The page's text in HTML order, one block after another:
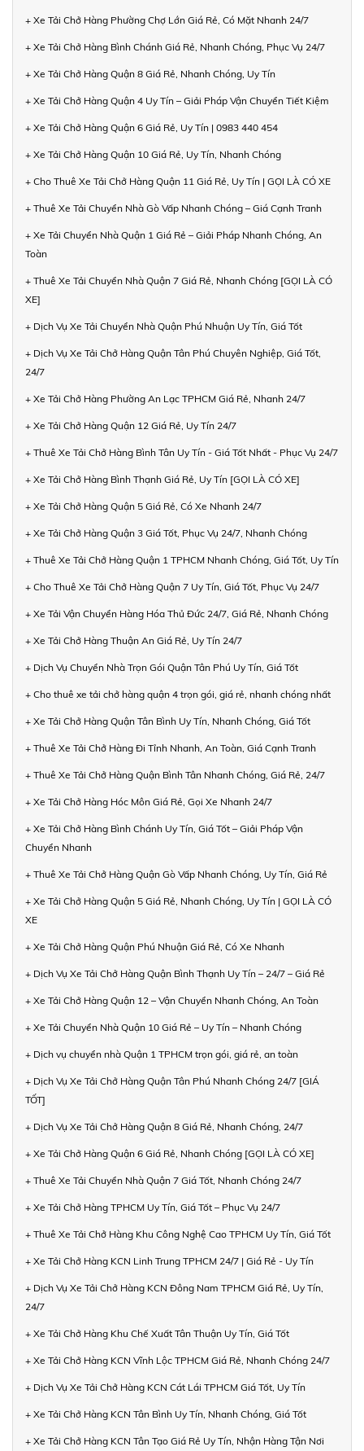
+ Xe Tải Chở Hàng Phường Chợ Lớn Giá Rẻ, Có Mặt Nhanh 24/7
+ Xe Tải Chở Hàng Bình Chánh Giá Rẻ, Nhanh Chóng, Phục Vụ 24/7
+ Xe Tải Chở Hàng Quận 8 Giá Rẻ, Nhanh Chóng, Uy Tín
+ Xe Tải Chở Hàng Quận 4 Uy Tín – Giải Pháp Vận Chuyển Tiết Kiệm
+ Xe Tải Chở Hàng Quận 6 Giá Rẻ, Uy Tín | 0983 440 454
+ Xe Tải Chở Hàng Quận 10 Giá Rẻ, Uy Tín, Nhanh Chóng
+ Cho Thuê Xe Tải Chở Hàng Quận 11 Giá Rẻ, Uy Tín | GỌI LÀ CÓ XE
+ Thuê Xe Tải Chuyển Nhà Gò Vấp Nhanh Chóng – Giá Cạnh Tranh
+ Xe Tải Chuyển Nhà Quận 1 Giá Rẻ – Giải Pháp Nhanh Chóng, An
Toàn
+ Thuê Xe Tải Chuyển Nhà Quận 7 Giá Rẻ, Nhanh Chóng [GỌI LÀ CÓ
XE]
+ Dịch Vụ Xe Tải Chuyển Nhà Quận Phú Nhuận Uy Tín, Giá Tốt
+ Dịch Vụ Xe Tải Chở Hàng Quận Tân Phú Chuyên Nghiệp, Giá Tốt,
24/7
+ Xe Tải Chở Hàng Phường An Lạc TPHCM Giá Rẻ, Nhanh 24/7
+ Xe Tải Chở Hàng Quận 12 Giá Rẻ, Uy Tín 24/7
+ Thuê Xe Tải Chở Hàng Bình Tân Uy Tín - Giá Tốt Nhất - Phục Vụ 24/7
+ Xe Tải Chở Hàng Bình Thạnh Giá Rẻ, Uy Tín [GỌI LÀ CÓ XE]
+ Xe Tải Chở Hàng Quận 5 Giá Rẻ, Có Xe Nhanh 24/7
+ Xe Tải Chở Hàng Quận 3 Giá Tốt, Phục Vụ 24/7, Nhanh Chóng
+ Thuê Xe Tải Chở Hàng Quận 1 TPHCM Nhanh Chóng, Giá Tốt, Uy Tín
+ Cho Thuê Xe Tải Chở Hàng Quận 7 Uy Tín, Giá Tốt, Phục Vụ 24/7
+ Xe Tải Vận Chuyển Hàng Hóa Thủ Đức 24/7, Giá Rẻ, Nhanh Chóng
+ Xe Tải Chở Hàng Thuận An Giá Rẻ, Uy Tín 24/7
+ Dịch Vụ Chuyển Nhà Trọn Gói Quận Tân Phú Uy Tín, Giá Tốt
+ Cho thuê xe tải chở hàng quận 4 trọn gói, giá rẻ, nhanh chóng nhất
+ Xe Tải Chở Hàng Quận Tân Bình Uy Tín, Nhanh Chóng, Giá Tốt
+ Thuê Xe Tải Chở Hàng Đi Tỉnh Nhanh, An Toàn, Giá Cạnh Tranh
+ Thuê Xe Tải Chở Hàng Quận Bình Tân Nhanh Chóng, Giá Rẻ, 24/7
+ Xe Tải Chở Hàng Hóc Môn Giá Rẻ, Gọi Xe Nhanh 24/7
+ Xe Tải Chở Hàng Bình Chánh Uy Tín, Giá Tốt – Giải Pháp Vận
Chuyển Nhanh
+ Thuê Xe Tải Chở Hàng Quận Gò Vấp Nhanh Chóng, Uy Tín, Giá Rẻ
+ Xe Tải Chở Hàng Quận 5 Giá Rẻ, Nhanh Chóng, Uy Tín | GỌI LÀ CÓ
XE
+ Xe Tải Chở Hàng Quận Phú Nhuận Giá Rẻ, Có Xe Nhanh
+ Dịch Vụ Xe Tải Chở Hàng Quận Bình Thạnh Uy Tín – 24/7 – Giá Rẻ
+ Xe Tải Chở Hàng Quận 12 – Vận Chuyển Nhanh Chóng, An Toàn
+ Xe Tải Chuyển Nhà Quận 10 Giá Rẻ – Uy Tín – Nhanh Chóng
+ Dịch vụ chuyển nhà Quận 1 TPHCM trọn gói, giá rẻ, an toàn
+ Dịch Vụ Xe Tải Chở Hàng Quận Tân Phú Nhanh Chóng 24/7 [GIÁ
TỐT]
+ Dịch Vụ Xe Tải Chở Hàng Quận 8 Giá Rẻ, Nhanh Chóng, 24/7
+ Xe Tải Chở Hàng Quận 6 Giá Rẻ, Nhanh Chóng [GỌI LÀ CÓ XE]
+ Thuê Xe Tải Chuyển Nhà Quận 7 Giá Tốt, Nhanh Chóng 24/7
+ Xe Tải Chở Hàng TPHCM Uy Tín, Giá Tốt – Phục Vụ 24/7
+ Thuê Xe Tải Chở Hàng Khu Công Nghệ Cao TPHCM Uy Tín, Giá Tốt
+ Xe Tải Chở Hàng KCN Linh Trung TPHCM 24/7 | Giá Rẻ - Uy Tín
+ Dịch Vụ Xe Tải Chở Hàng KCN Đông Nam TPHCM Giá Rẻ, Uy Tín,
24/7
+ Xe Tải Chở Hàng Khu Chế Xuất Tân Thuận Uy Tín, Giá Tốt
+ Xe Tải Chở Hàng KCN Vĩnh Lộc TPHCM Giá Rẻ, Nhanh Chóng 24/7
+ Dịch Vụ Xe Tải Chở Hàng KCN Cát Lái TPHCM Giá Tốt, Uy Tín
+ Xe Tải Chở Hàng KCN Tân Bình Uy Tín, Nhanh Chóng, Giá Tốt
+ Xe Tải Chở Hàng KCN Tân Tạo Giá Rẻ Uy Tín, Nhận Hàng Tận Nơi